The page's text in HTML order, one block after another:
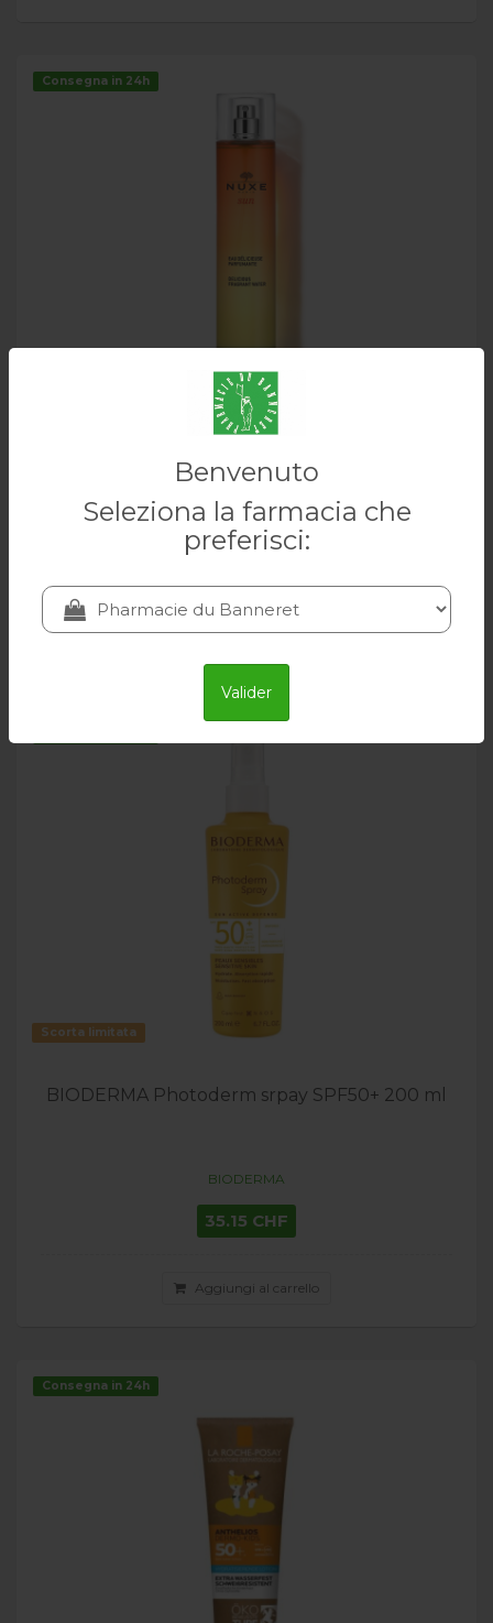
Benvenuto
Seleziona la farmacia che
preferisci:
Valider
Consegna in 24h
NUXE
Aggiungi al carrello
Scorta limitata
BIODERMA Photoderm srpay SPF50+ 200 ml
BIODERMA
35.15 CHF
Aggiungi al carrello
Consegna in 24h